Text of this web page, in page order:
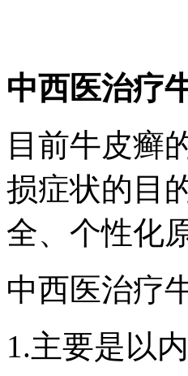
中西医治疗
目前牛皮癣
损症状的目
全、个性化
中西医治疗
1.主要是以